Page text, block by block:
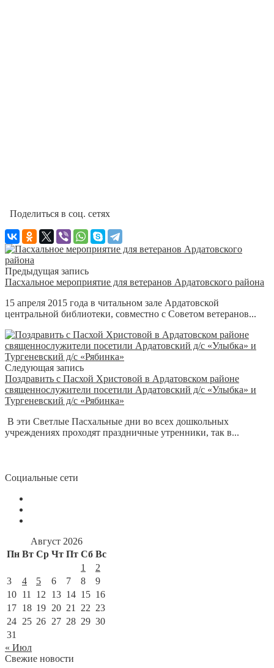
Поделиться в соц. сетях
Предыдущая запись
Пасхальное мероприятие для ветеранов Ардатовского района
15 апреля 2015 года в читальном зале Ардатовской
центральной библиотеки, совместно с Советом ветеранов...
Следующая запись
Поздравить с Пасхой Христовой в Ардатовском районе
священнослужители посетили Ардатовский д/с «Улыбка» и
Тургеневский д/с «Рябинка»
В эти Светлые Пасхальные дни во всех дошкольных
учреждениях проходят праздничные утренники, так в...
Социальные сети
Август 2026
Пн Вт Ср Чт Пт Сб Вс
1
2
3
4 5 6 7 8
9
10 11 12 13 14 15 16
17 18 19 20 21 22 23
24 25 26 27 28 29 30
31
« Июл
Свежие новости